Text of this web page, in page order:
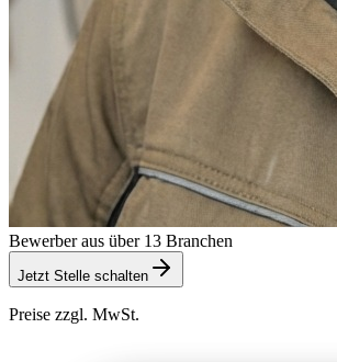
Bewerber aus über 13 Branchen
Jetzt Stelle schalten
Preise zzgl. MwSt.